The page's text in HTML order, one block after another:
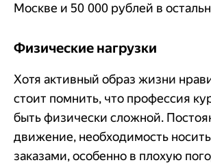
Москве и 50 000 рублей в
Физические нагрузки
Хотя активный образ жизни
стоит помнить, что профессия
быть физически сложной.
движение, необходимость
заказами, особенно в плохую